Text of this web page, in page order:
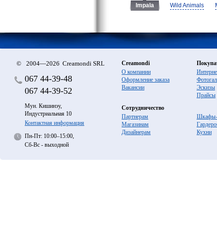
Impala Wild Animals
© 2004—2026 Creamondi SRL
067 44-39-48
067 44-39-52
Мун. Кишинэу,
Индустриальная 10
Контактная информация
Пн-Пт: 10:00–15:00,
Сб-Вс - выходной
Creamondi
О компании
Оформление заказа
Вакансии
Эскизы
Прайсы
Сотрудничество
Партнерам
Магазинам
Дизайнерам
Шкафы-
Кухни